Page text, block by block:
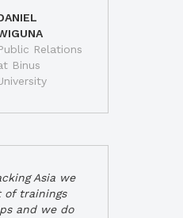
Relations
Binus
Asia we
of trainings
and we do